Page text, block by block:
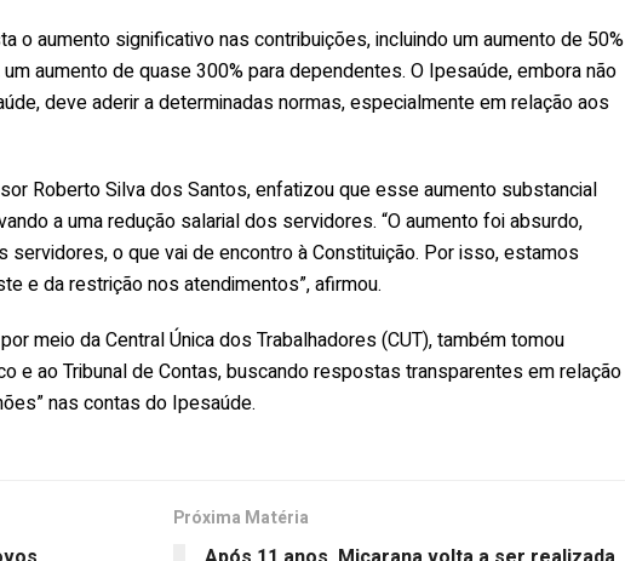
o aumento significativo nas contribuições, incluindo um aumento de 50%
aumento de quase 300% para dependentes. O Ipesaúde, embora não
deve aderir a determinadas normas, especialmente em relação aos
Roberto Silva dos Santos, enfatizou que esse aumento substancial
a uma redução salarial dos servidores. “O aumento foi absurdo,
servidores, o que vai de encontro à Constituição. Por isso, estamos
e da restrição nos atendimentos”, afirmou.
meio da Central Única dos Trabalhadores (CUT), também tomou
e ao Tribunal de Contas, buscando respostas transparentes em relação
nas contas do Ipesaúde.
Próxima Matéria